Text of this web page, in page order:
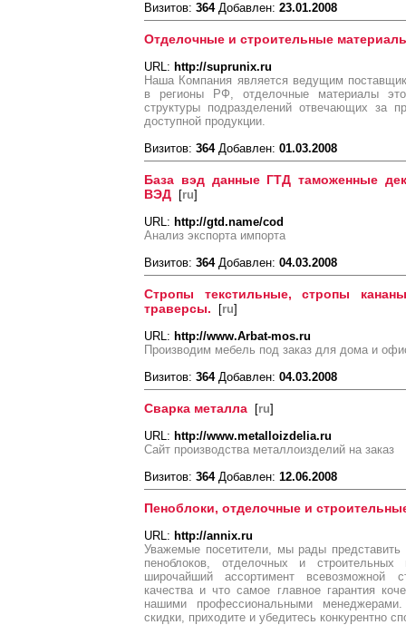
Визитов: 364Добавлен: 23.01.2008
Отделочные и строительные
URL: http://suprunix.ru
Наша Компания является ведущим
в регионы РФ, отделочные материалы
структуры подразделений отвечающих за
доступной продукции.
Визитов: 364Добавлен: 01.03.2008
База вэд данные ГТД таможенные
ВЭД [ru]
URL: http://gtd.name/cod
Анализ экспорта импорта
Визитов: 364Добавлен: 04.03.2008
Стропы текстильные, стропы
траверсы. [ru]
URL: http://www.Arbat-mos.ru
Производим мебель под заказ для дома и
Визитов: 364Добавлен: 04.03.2008
Сварка металла [ru]
URL: http://www.metalloizdelia.ru
Сайт производства металлоизделий на заказ
Визитов: 364Добавлен: 12.06.2008
Пеноблоки, отделочные и
URL: http://annix.ru
Уважемые посетители, мы рады
пеноблоков, отделочных и
широчайший ассортимент всевозможной
качества и что самое главное гарантия
нашими профессиональными
скидки, приходите и убедитесь конкурентно